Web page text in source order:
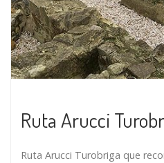
Ruta Arucci
Ruta Arucci Turobriga que